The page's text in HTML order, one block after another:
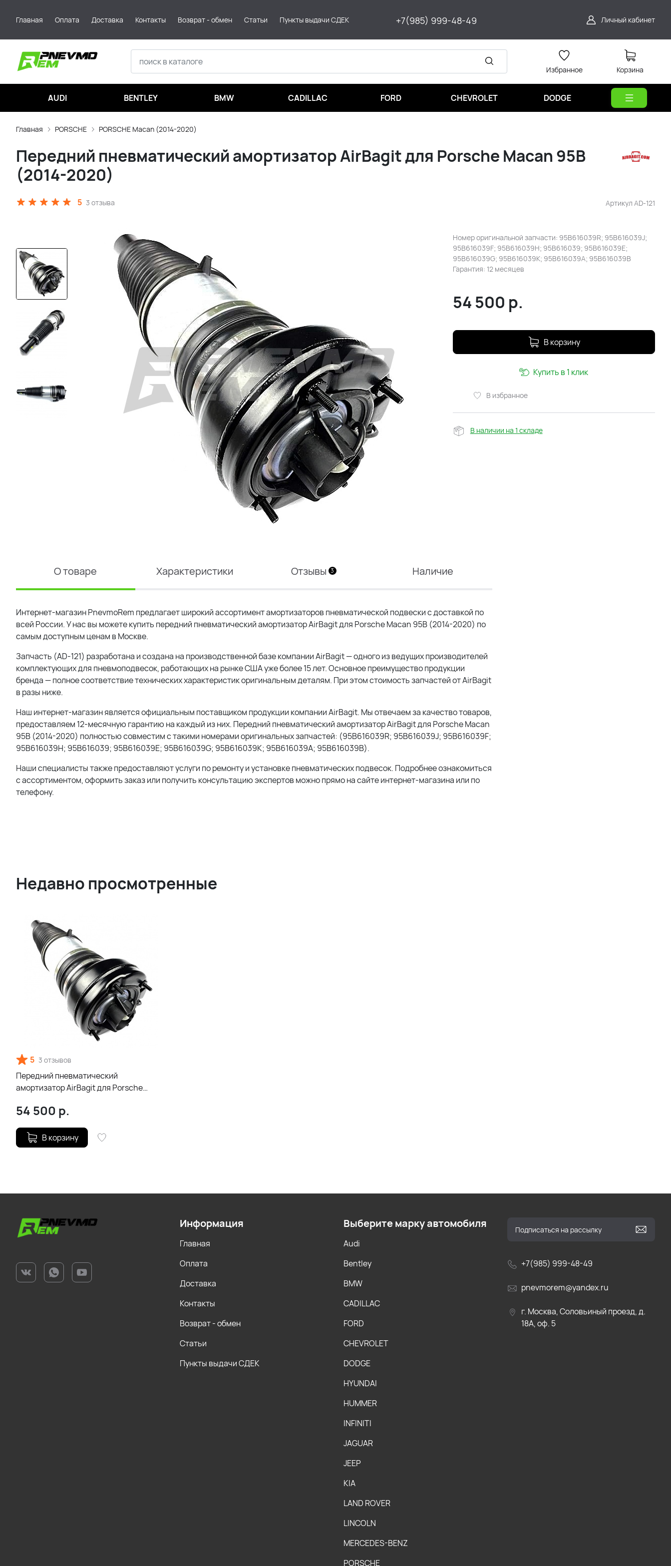
Главная Оплата Доставка Контакты Возврат - обмен Статьи Пункты выдачи СДЕК +7(985) 999-48-49 Личный кабинет
Избранное Корзина
AUDI BENTLEY BMW CADILLAC FORD CHEVROLET DODGE
Главная PORSCHE PORSCHE Macan (2014-2020)
Артикул AD-121
Передний пневматический амортизатор AirBagit для Porsche Macan 95B
(2014-2020)
5 3 отзыва
Номер оригинальной запчасти: 95B616039R; 95B616039J;
95B616039F; 95B616039H; 95B616039; 95B616039E;
95B616039G; 95B616039K; 95B616039A; 95B616039B
Гарантия: 12 месяцев
54 500 р.
В корзину
В избранное
Купить в 1 клик
В наличии на 1 складе
О товаре Характеристики Отзывы 3 Наличие
Интернет-магазин PnevmoRem предлагает широкий ассортимент амортизаторов пневматической подвески с доставкой по
всей России. У нас вы можете купить передний пневматический амортизатор AirBagit для Porsche Macan 95B (2014-2020) по
самым доступным ценам в Москве.
Запчасть (AD-121) разработана и создана на производственной базе компании AirBagit — одного из ведущих производителей
комплектующих для пневмоподвесок, работающих на рынке США уже более 15 лет. Основное преимущество продукции
бренда — полное соответствие технических характеристик оригинальным деталям. При этом стоимость запчастей от AirBagit
в разы ниже.
Наш интернет-магазин является официальным поставщиком продукции компании AirBagit. Мы отвечаем за качество товаров,
предоставляем 12-месячную гарантию на каждый из них. Передний пневматический амортизатор AirBagit для Porsche Macan
95B (2014-2020) полностью совместим с такими номерами оригинальных запчастей: (95B616039R; 95B616039J; 95B616039F;
95B616039H; 95B616039; 95B616039E; 95B616039G; 95B616039K; 95B616039A; 95B616039B).
Наши специалисты также предоставляют услуги по ремонту и установке пневматических подвесок. Подробнее ознакомиться
с ассортиментом, оформить заказ или получить консультацию экспертов можно прямо на сайте интернет-магазина или по
телефону.
Недавно просмотренные
5 3 отзывов
Передний пневматический
амортизатор AirBagit для Porsche
54 500 р.
В корзину
+7(985) 999-48-49
pnevmorem@yandex.ru
г. Москва, Соловьиный проезд, д.
18А, оф. 5
Информация
Главная
Оплата
Доставка
Контакты
Возврат - обмен
Статьи
Пункты выдачи СДЕК
Выберите марку автомобиля
Audi
Bentley
BMW
CADILLAC
FORD
CHEVROLET
DODGE
HYUNDAI
HUMMER
INFINITI
JAGUAR
JEEP
KIA
LAND ROVER
LINCOLN
MERCEDES-BENZ
PORSCHE